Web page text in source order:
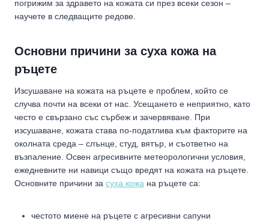
погрижим за здравето на кожата си през всеки сезон –
научете в следващите редове.
Основни причини за суха кожа на
ръцете
Изсушаване на кожата на ръцете е проблем, който се
случва почти на всеки от нас. Усещането е неприятно, като
често е свързано със сърбеж и зачервяване. При
изсушаване, кожата става по-податлива към факторите на
околната среда – слънце, студ, вятър, и съответно на
възпаление. Освен агресивните метеорологични условия,
ежедневните ни навици също вредят на кожата на ръцете.
Основните причини за суха кожа на ръцете са:
честото миене на ръцете с агресивни сапуни